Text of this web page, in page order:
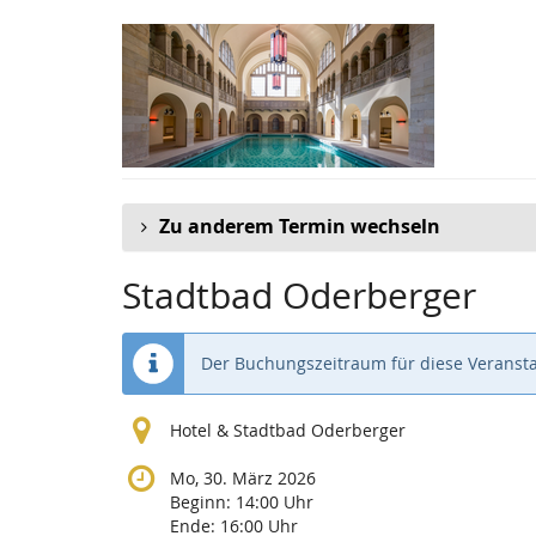
Zu anderem Termin wechseln
Stadtbad Oderberger
Der Buchungszeitraum für diese
Hotel & Stadtbad Oderberger
Mo, 30. März 2026
Beginn: 14:00 Uhr
Ende: 16:00 Uhr